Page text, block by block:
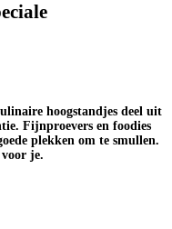
hoogstandjes deel uit
Fijnproevers en foodies
plekken om te smullen.
je.